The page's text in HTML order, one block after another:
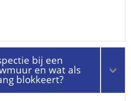
bij een
en wat als
blokkeert?